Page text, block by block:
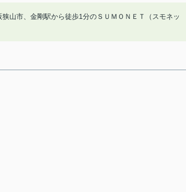
山市、金剛駅から徒歩1分のＳＵＭＯＮＥＴ（スモネッ